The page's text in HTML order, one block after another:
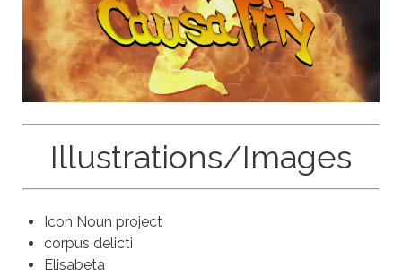
Illustrations/Images
Icon Noun project
corpus delicti
Elisabeta